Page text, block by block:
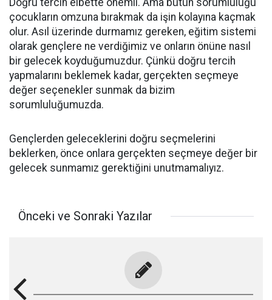
Doğru tercih elbette önemli. Ama bütün sorumluluğu
çocukların omzuna bırakmak da işin kolayına kaçmak
olur. Asıl üzerinde durmamız gereken, eğitim sistemi
olarak gençlere ne verdiğimiz ve onların önüne nasıl
bir gelecek koyduğumuzdur. Çünkü doğru tercih
yapmalarını beklemek kadar, gerçekten seçmeye
değer seçenekler sunmak da bizim
sorumluluğumuzda.
Gençlerden geleceklerini doğru seçmelerini
beklerken, önce onlara gerçekten seçmeye değer bir
gelecek sunmamız gerektiğini unutmamalıyız.
Önceki ve Sonraki Yazılar